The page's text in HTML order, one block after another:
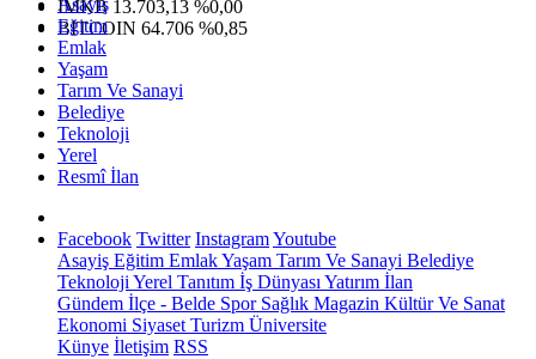
IMKB 13.703,13 %0,00
BITCOIN 64.706 %0,85
Asayiş
Eğitim
Emlak
Yaşam
Tarım Ve Sanayi
Belediye
Teknoloji
Yerel
Resmî İlan
Facebook Twitter InstagramYoutube
Asayiş Eğitim EmlakYaşam Tarım Ve Sanayi Belediye
Teknoloji Yerel Tanıtım İş Dünyası Yatırım İlan
Gündem İlçe - Belde SporSağlık Magazin Kültür Ve Sanat
Ekonomi Siyaset Turizm Üniversite
Künye İletişim RSS